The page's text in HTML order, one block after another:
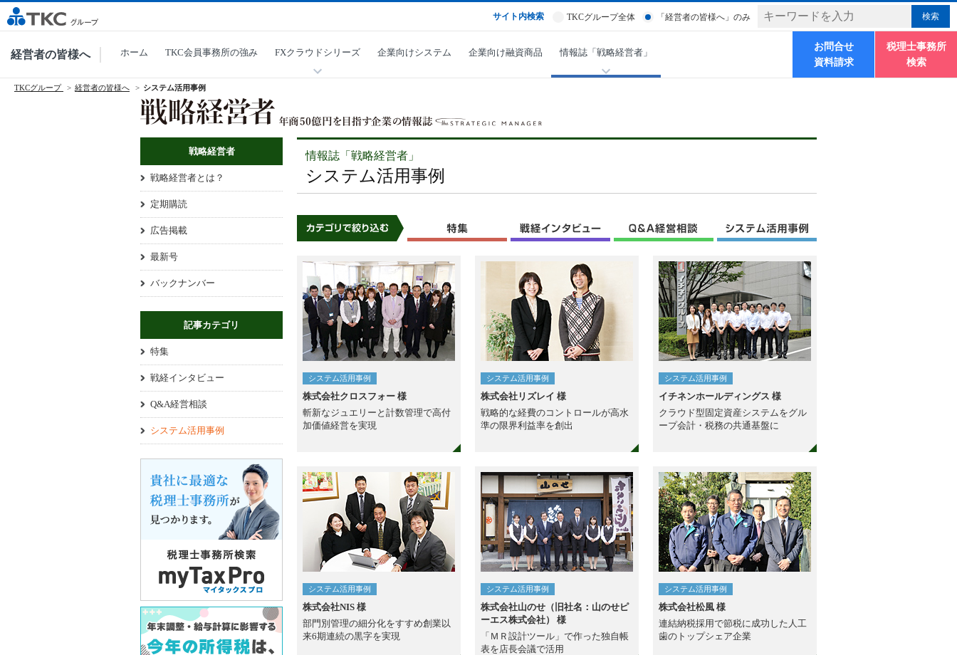
サイト内検索 TKCグループ全体 「経営者の皆様へ」のみ
経営者の皆様へ ホーム TKC会員事務所の強み FXクラウドシリーズ 企業向けシステム 企業向け融資商品 情報誌「戦略経営者」
お問合せ
資料請求
税理士事務所
検索
TKCグループ 経営者の皆様へ システム活用事例
情報誌「戦略経営者」
システム活用事例
システム活用事例
株式会社クロスフォー 様
斬新なジュエリーと計数管理で高付
加価値経営を実現
システム活用事例
株式会社リズレイ 様
戦略的な経費のコントロールが高水
準の限界利益率を創出
システム活用事例
イチネンホールディングス 様
クラウド型固定資産システムをグル
ープ会計・税務の共通基盤に
システム活用事例
株式会社NIS 様
部門別管理の細分化をすすめ創業以
来6期連続の黒字を実現
システム活用事例
株式会社山のせ（旧社名：山のせピ
ーエス株式会社） 様
「ＭＲ設計ツール」で作った独自帳
表を店長会議で活用
システム活用事例
株式会社松風 様
連結納税採用で節税に成功した人工
歯のトップシェア企業
戦略経営者
戦略経営者とは？
定期購読
広告掲載
最新号
バックナンバー
記事カテゴリ
特集
戦経インタビュー
Q&A経営相談
システム活用事例